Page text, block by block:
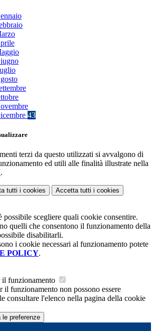
43
terzi da questo utilizzati si avvalgono di
ed utili alle finalità illustrate nella
.
tutti i cookies Accetta tutti i cookies
possibile scegliere quali cookie consentire.
quelli che consentono il funzionamento della
disabilitarli.
i cookie necessari al funzionamento potete
POLICY.
il funzionamento
il funzionamento non possono essere
consultare l'elenco nella pagina della cookie
le preferenze